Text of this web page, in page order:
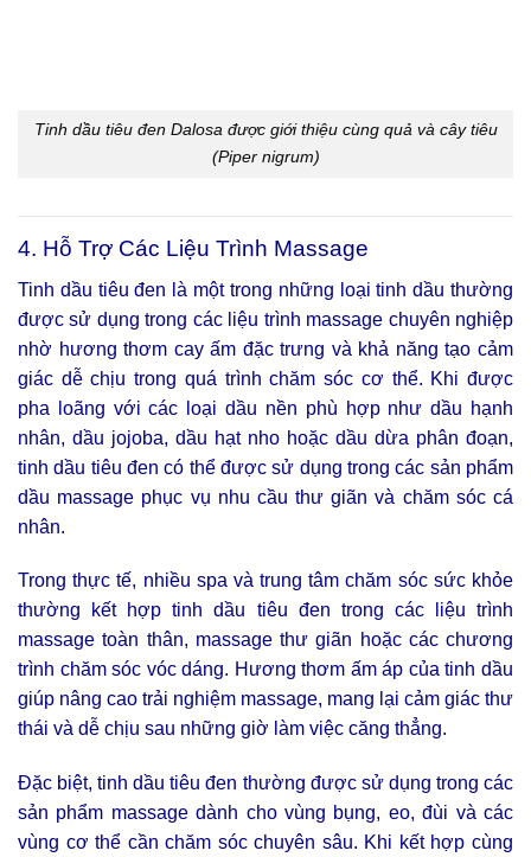
Tinh dầu tiêu đen Dalosa được giới thiệu cùng quả và cây tiêu
(Piper nigrum)
4. Hỗ Trợ Các Liệu Trình Massage
Tinh dầu tiêu đen là một trong những loại tinh dầu thường
được sử dụng trong các liệu trình massage chuyên nghiệp
nhờ hương thơm cay ấm đặc trưng và khả năng tạo cảm
giác dễ chịu trong quá trình chăm sóc cơ thể. Khi được
pha loãng với các loại dầu nền phù hợp như dầu hạnh
nhân, dầu jojoba, dầu hạt nho hoặc dầu dừa phân đoạn,
tinh dầu tiêu đen có thể được sử dụng trong các sản phẩm
dầu massage phục vụ nhu cầu thư giãn và chăm sóc cá
nhân.
Trong thực tế, nhiều spa và trung tâm chăm sóc sức khỏe
thường kết hợp tinh dầu tiêu đen trong các liệu trình
massage toàn thân, massage thư giãn hoặc các chương
trình chăm sóc vóc dáng. Hương thơm ấm áp của tinh dầu
giúp nâng cao trải nghiệm massage, mang lại cảm giác thư
thái và dễ chịu sau những giờ làm việc căng thẳng.
Đặc biệt, tinh dầu tiêu đen thường được sử dụng trong các
sản phẩm massage dành cho vùng bụng, eo, đùi và các
vùng cơ thể cần chăm sóc chuyên sâu. Khi kết hợp cùng